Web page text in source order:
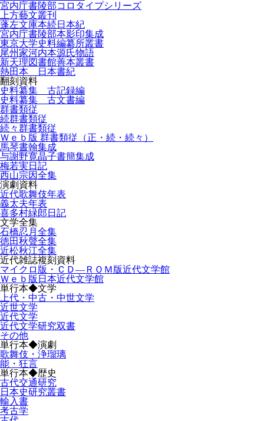
宮内庁書陵部コロタイプシリーズ
上方藝文叢刊
蓬左文庫本続日本紀
宮内庁書陵部本影印集成
東京大学史料編纂所叢書
尾州家河内本源氏物語
新天理図書館善本叢書
熱田本 日本書紀
翻刻資料
史料纂集 古記録編
史料纂集 古文書編
群書類従
続群書類従
続々群書類従
Ｗｅｂ版 群書類従（正・続・続々）
馬琴書翰集成
与謝野寛晶子書簡集成
梅若実日記
西山宗因全集
演劇資料
近代歌舞伎年表
義太夫年表
喜多村緑郎日記
文学全集
石橋忍月全集
徳田秋聲全集
近松秋江全集
近代雑誌複刻資料
マイクロ版・ＣＤ―ＲＯＭ版近代文学館
Ｗｅｂ版日本近代文学館
単行本◆文学
上代・中古・中世文学
近世文学
近代文学
近代文学研究双書
その他
単行本◆演劇
歌舞伎・浄瑠璃
能・狂言
単行本◆歴史
古代交通研究
日本史研究叢書
輸入書
考古学